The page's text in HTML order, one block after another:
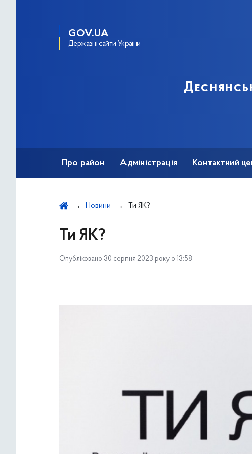
GOV.UA
Державні сайти України
Про район Адміністрація Контактний
Новини Ти ЯК?
Ти ЯК?
Опубліковано 30 серпня 2023 року о 13:58